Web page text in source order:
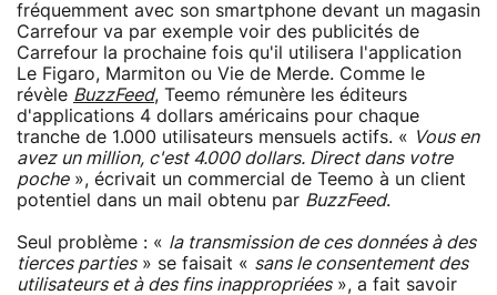
fréquemment avec son smartphone devant un magasin
Carrefour va par exemple voir des publicités de
Carrefour la prochaine fois qu'il utilisera l'application
Le Figaro, Marmiton ou Vie de Merde. Comme le
révèle BuzzFeed, Teemo rémunère les éditeurs
d'applications 4 dollars américains pour chaque
tranche de 1.000 utilisateurs mensuels actifs. « Vous en
avez un million, c'est 4.000 dollars. Direct dans votre
poche», écrivait un commercial de Teemo à un client
potentiel dans un mail obtenu par BuzzFeed.
Seul problème : « la transmission de ces données à des
tierces parties» se faisait « sans le consentement des
utilisateurs et à des fins inappropriées», a fait savoir